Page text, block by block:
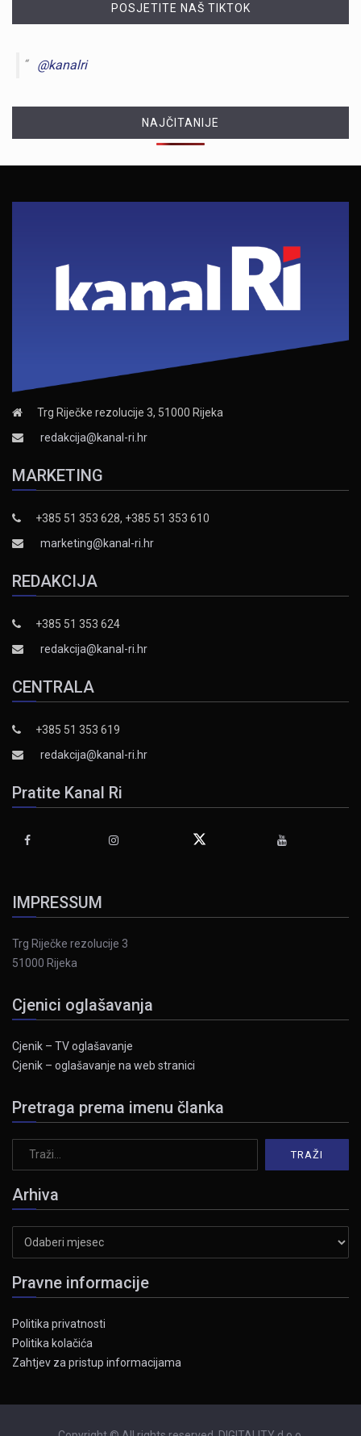
POSJETITE NAŠ TIKTOK
@kanalri
NAJČITANIJE
Trg Riječke rezolucije 3, 51000 Rijeka
redakcija@kanal-ri.hr
MARKETING
+385 51 353 628, +385 51 353 610
marketing@kanal-ri.hr
REDAKCIJA
+385 51 353 624
redakcija@kanal-ri.hr
CENTRALA
+385 51 353 619
redakcija@kanal-ri.hr
Pratite Kanal Ri
IMPRESSUM
Trg Riječke rezolucije 3
51000 Rijeka
Cjenici oglašavanja
Cjenik – TV oglašavanje
Cjenik – oglašavanje na web stranici
Pretraga prema imenu članka
Arhiva
Pravne informacije
Politika privatnosti
Politika kolačića
Zahtjev za pristup informacijama